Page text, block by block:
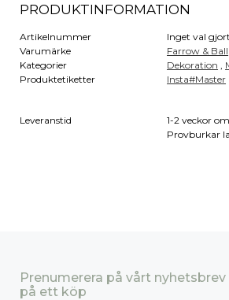
PRODUKTINFORMATION
Artikelnummer
Inget val gjort
Varumärke
Farrow & Ball
Kategorier
Dekoration
Produktetiketter
Insta#Master
Leveranstid
1-2 veckor
Provburkar
Prenumerera på vårt nyhetsbrev
på ett köp